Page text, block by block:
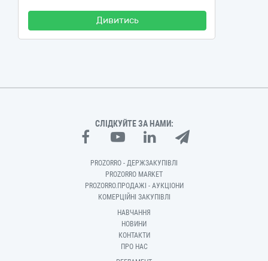
Дивитись
СЛІДКУЙТЕ ЗА НАМИ:
PROZORRO - ДЕРЖЗАКУПІВЛІ
PROZORRO MARKET
PROZORRO.ПРОДАЖІ - АУКЦІОНИ
КОМЕРЦІЙНІ ЗАКУПІВЛІ
НАВЧАННЯ
НОВИНИ
КОНТАКТИ
ПРО НАС